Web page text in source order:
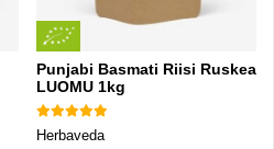
Punjabi Basmati Riisi Ruskea
LUOMU 1kg
Herbaveda